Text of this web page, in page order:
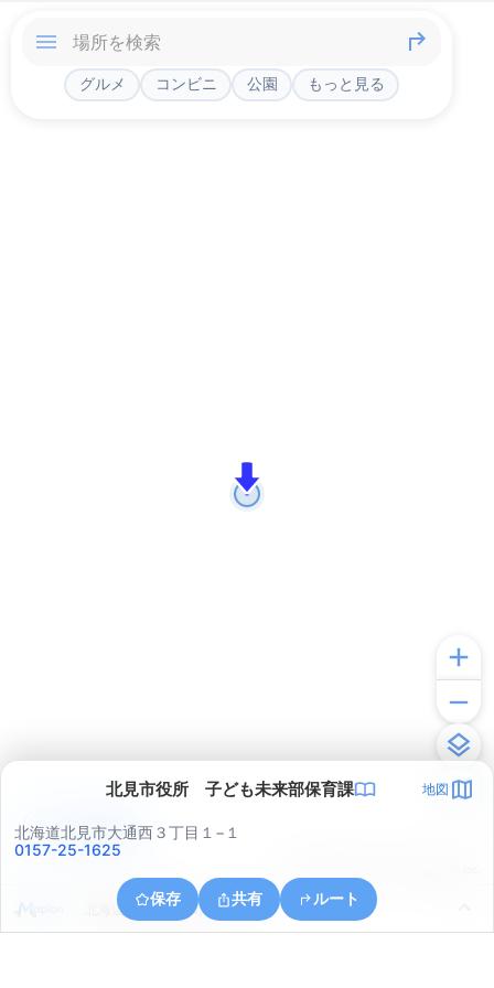
グルメ コンビニ 公園 もっと見る
北見市役所 子ども未来部保育課 地図
北海道北見市大通西３丁目１−１
0157-25-1625
保存 共有 ルート
北海道北見市美芳町９丁目４
アプリで見る